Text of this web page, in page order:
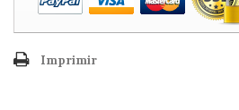
Imprimir